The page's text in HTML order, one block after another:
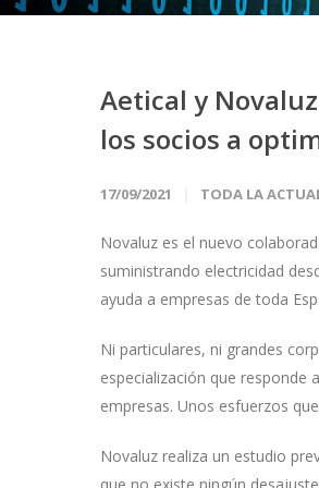
Aetical y
los socios a
17/09/2021 TODA LA
Novaluz es el nuevo
suministrando electricidad
ayuda a empresas de toda
Ni particulares, ni grandes
especialización que
empresas. Unos esfuerzos
Novaluz realiza un estudio